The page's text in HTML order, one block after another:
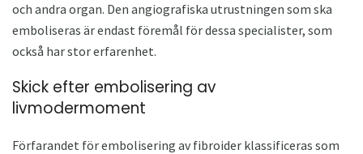
och andra organ. Den angiografiska utrustningen som ska
emboliseras är endast föremål för dessa specialister, som
också har stor erfarenhet.
Skick efter embolisering av
livmodermoment
Förfarandet för embolisering av fibroider klassificeras som